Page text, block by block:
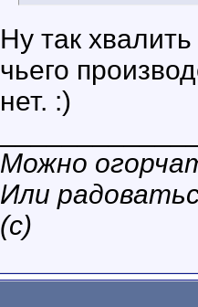
Ну так
чьего
нет. :)
Можно
Или
(с)